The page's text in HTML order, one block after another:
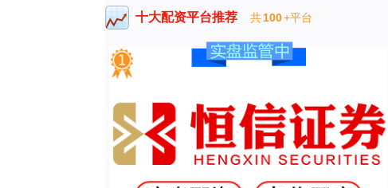
十大配资平台推荐 共100+平台